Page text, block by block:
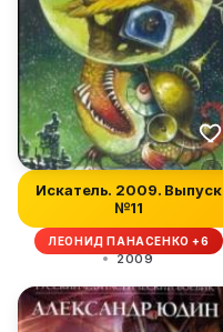
Искатель. 2009. Выпуск
№11
ЛЕОНИД ПАНАСЕНКО +6
2009